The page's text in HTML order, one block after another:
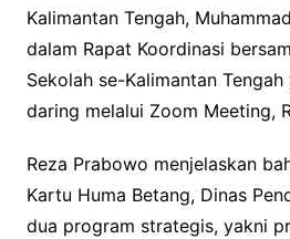
Kalimantan Tengah,
dalam Rapat Koordinasi
Sekolah se-Kalimantan
daring melalui Zoom Meeting,
Reza Prabowo menjelaskan
Kartu Huma Betang, Dinas
dua program strategis, yakni